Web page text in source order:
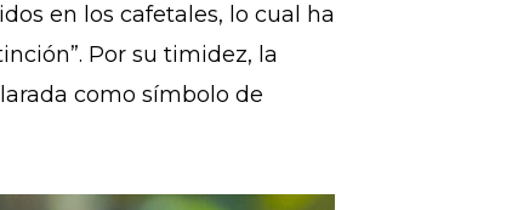
en los cafetales, lo cual ha
Por su timidez, la
como símbolo de